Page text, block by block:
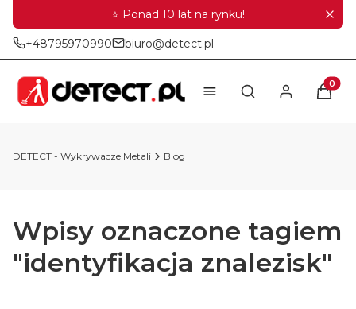
⭐ Ponad 10 lat na rynku!
+48795970990 biuro@detect.pl
Otwórz
DETECT - Wykrywacze Metali Blog
Wpisy oznaczone tagiem
"identyfikacja znalezisk"